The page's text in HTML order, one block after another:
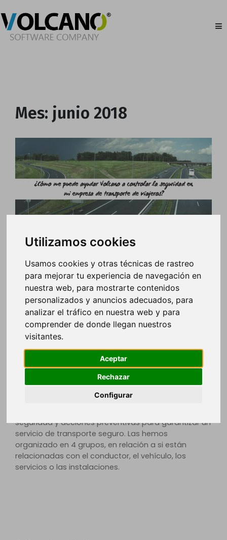
Utilizamos cookies
Usamos cookies y otras técnicas de rastreo
para mejorar tu experiencia de navegación en
nuestra web, para mostrarte contenidos
personalizados y anuncios adecuados, para
analizar el tráfico en nuestra web y para
comprender de donde llegan nuestros
visitantes.
Aceptar
Rechazar
Configurar
Mes: junio 2018
Cómo velar por la seguridad en
una empresa de transporte de
viajeros.
El transporte en autobús es uno de los modos de
transportes más seguros actualmente. Según datos
del Eurostat,en los últimos 10 años se han reducido
a la mitad las muertes
Con estas cifras delante, no podemos negar que el
sector del transporte demuestra un
seguridad y acciones preventivas para garantizar un
servicio de transporte seguro. Las hemos
organizado en 4 grupos, en relación a si están
relacionadas con el conductor, el vehículo, los
servicios o las instalaciones.